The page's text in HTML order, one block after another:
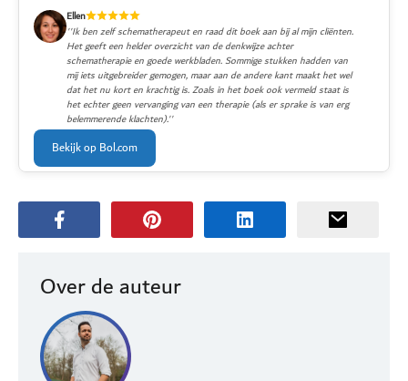
Ellen
''Ik ben zelf schematherapeut en raad dit boek aan bij al mijn cliënten.
Het geeft een helder overzicht van de denkwijze achter
schematherapie en goede werkbladen. Sommige stukken hadden van
mij iets uitgebreider gemogen, maar aan de andere kant maakt het wel
dat het nu kort en krachtig is. Zoals in het boek ook vermeld staat is
het echter geen vervanging van een therapie (als er sprake is van erg
belemmerende klachten).''
Bekijk op Bol.com
Over de auteur